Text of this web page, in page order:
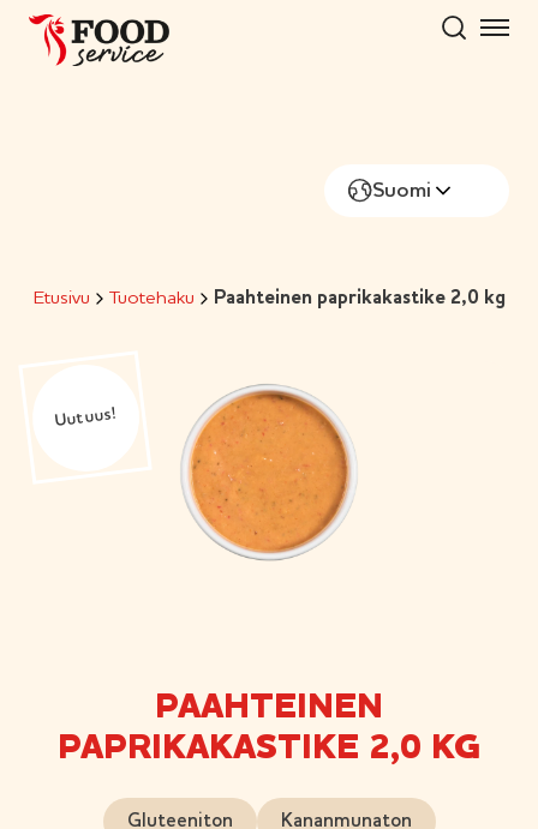
Hyppää
sisältöön
Suomi
Etusivu Tuotehaku Paahteinen paprikakastike 2,0 kg
Uutuus!
PAAHTEINEN
PAPRIKAKASTIKE 2,0 KG
Gluteeniton Kananmunaton